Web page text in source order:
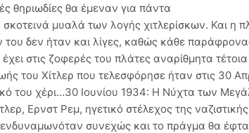
θηριωδίες θα έμεναν για πάντα
τον Χίτλερ να κουτσουρέψει τον λόγο του για να προλάβει το τελευταίο τρένο. Κι έτσι κατέβηκε από το πόντιουμ στις 9:07! Ναι, 13 μόλις λεπτά πριν σκάσει η βόμβα του Elser. Η έκρηξη ήταν μάλιστα γιγαντιαία και άφησε πολλούς νεκρούς και τραυματίες στο φονικό της πέρασμα. Αν ο Χίτλερ μιλούσε ακόμα, δεν θα τη γλίτωνε στα σίγουρα… 13 Μαρτίου 1943: Η βόμβα στο αεροπλάνοΑρχικά, ο Henning von Tresckow ήταν σκληροπυρηνικός ναζιστής, με όσα έγιναν όμως κατά τη Νύχτα των Μεγάλων Μαχαιριών και τον Χίτλερ να βάζει πια στο στόχαστρο γερμανούς πολίτες, ο Tresckow άρχισε να ψάχνει τρόπους για να κουτσουρέψει τη σταδιοδρομία του παράφρονα. Με μια ομάδα ομοϊδεατών του, άρχισαν να σχεδιάζουν την Επιχείρηση «Σπινθήρας», που έψαχνε να σκοτώσει τον Χίτλερ και να ανακαταλάβει τις θέσεις εξουσίας του Γ’ Ράιχ. Η συνωμοσία είχε να κάνει με μια βόμβα που θα κρυβόταν μέσα σε κάσα ποτών: ο Treschow έπεισε έναν λακέ του Χίτλερ ότι είχε χάσει στοίχημα λέει και γι’ αυτό έφερε την κάσα με τα ποτά στον νικητή, τον συνταγματάρχη Helmuth Stieff. Το πακέτο αποθηκεύτηκε λοιπόν στο αεροπλάνο, και με τον Χίτλερ στην πτήση το σκάφος έφυγε για Βερολίνο. Όλα είχαν πάει κατ’ ευχή, μόνο που η βόμβα πρόδωσε τους πραξικοπηματίες και δεν έσκασε ποτέ. Το αεροπλάνο προσγειώθηκε κανονικότατα στο Βερολίνο και το πραξικόπημα αναβλήθηκε…21 Μαρτίου 1943: Η βόμβα στο μουσείο Μην έχοντας αποθαρρυνθεί καθόλου από την ηχηρή αποτυχία του, ο Henning von Tresckow θα προσπαθούσε ξανά: αυτή τη φορά, προσέλαβε τον Rudolf Christoph Freiherr von Gersdorff, ο οποίος προθυμοποιήθηκε να λειτουργήσει ως καμικάζι αυτοκτονίας, τέτοια μανία τον είχε τον Χίτλερ. Κι έτσι τη συγκεκριμένη μέρα, καθώς ο Χίτλερ ήταν προγραμματισμένο να παρευρεθεί σε έκθεση κατασχεμένων σοβιετικών όπλων στο μουσείο πολεμικής ιστορίας, ο Gersdorff, ειδικός στα όπλα, προθυμοποιήθηκε να του κάνει την ξενάγηση. Όταν λοιπόν κατέφτασε ο παράφρων, ο Gersdorff ενεργοποίησε δύο βόμβες και τις προσάρμοσε στην τσέπη του: ήταν προγραμματισμένες να σκάσουν 10 μόλις λεπτά αργότερα. Για άγνωστο λόγο, κατά τη διάρκεια της ξενάγησης ο Χίτλερ ενημερώθηκε για κάτι απρόοπτο και εγκατέλειψε άρον-άρον το μουσείο, με τον Gersdorff να αποσύρεται παρακεί και να απενεργοποιεί τις βόμβες την τελευταία κυριολεκτικά στιγμή… 1929: Η βόμβα στο SportpalastΉταν το 1929 όταν δυσαρεστημένο στέλεχος των SS αποφάσισε να βγάλει τον Χίτλερ από τη μέση κατά τη διάρκεια ομιλίας του δικτάτορα στη μεγαλύτερη αίθουσα του Βερολίνου, το Sportpalast. Η βόμβα θα έσκαγε κλασικά κατά την ώρα του μακροσκελή χιτλερικού λόγου, που έδινε στον φρουρό των SS όλα τα χρονικά περιθώρια να προγραμματίσει το πράγμα στην εντέλεια. Κάποια στιγμή λοιπόν σηκώθηκε και κλείστηκε στις τουαλέτες, για να ετοιμάσει τη συσκευή του θανάτου, όταν και επενέβη το φριχτό πεπρωμένο: ο φρουρός κλείστηκε μέσα στις τουαλέτες, καθώς η πόρτα είχε φρακάρει. Και για όλο το υπόλοιπο της ομιλίας, ο SS που θα μπορούσε να αλλάξει το πρόσωπο της παγκόσμιας Ιστορίας έμεινε κλειδαμπαρωμένος στο μπάνιο…1921: Όταν ο Χίτλερ κατασκόπευε τους ομοϊδεάτες του Μετά τον Α’ Παγκόσμιο Πόλεμο, ο Χίτλερ βρέθηκε να υπηρετεί ως μυστικός πράκτορας (Verbindungsmann) σε μια αναγνωριστική ομάδα του γερμανικού στρατού (Aufklarungskommando). Στο πλαίσιο αυτό, του ανατέθηκε αποστολή να παρακολουθεί τις διάφορες ομάδες που απειλούσαν τη σταθερότητα του κράτους. Και σε άλλη μια τραγική ειρωνεία της Ιστορίας, το πόστο που επιλέχθηκε ήταν να παρεισφρήσει στον ακραίο εθνικιστικό σχηματισμό DAP, τον πρόδρομο του ναζιστικού κόμματος. Κι όμως, ο ιδρυτής του, Αντόν Ντρέξλερ, κατάφερε να κερδίσει τον Χίτλερ και να τον μεταστρέψει στους σκοπούς του. Η αντισημιτική και αντικομουνιστική προπαγάνδα έπεισε τον κατοπινό Φύρερ, ο οποίος όχι μόνο άρχισε να δουλεύει για λογαριασμό του DAP, αλλά στο τέλος θα γινόταν και ο ηγέτης του. Αν λοιπόν οι κρατικές μυστικές υπηρεσίες είχαν αναθέσει άλλη αποστολή στον Χίτλερ, να παρεισφρήσει δηλαδή σε άλλον εθνικιστικό σχηματισμό, η εξέλιξη του πράγματος θα ήταν σίγουρα διαφορετική. Θα παρέμενε μέλος του στρατού και τίποτα απ’ όσα επακολουθήσαν δεν θα είχε συμβεί… 20 Ιουλίου 1944: Η Επιχείρηση «Βαλκυρία»Το περίφημο πραξικόπημα που οργανώθηκε κατά του χιτλερικού καθεστώτος παραμένει ένα από τα αξιομνημόνευτα περιστατικά του Γ’ Ράιχ. Παρά το γεγονός ότι δεν στέφθηκε από επιτυχία, η φιλόδοξη αποστολή που θα δολοφονούσε τον Χίτλερ είναι από τις πλέον περίφημες μυστικές στρατιωτικές επιχειρήσεις στα πολεμικά χρονικά! Η απόπειρα έγινε από τον αξιωματικό της Βέρμαχτ, συνταγματάρχη Claus von Stauffenberg, και άλλους αντιναζιστές Γερμανούς στις 20 Ιουλίου 1944. Η συνωμοσία περιλάμβανε βομβιστική επίθεση κατά του ναζιστή δικτάτορα και ο Claus ήταν ιδανικός γιατί είχε πρόσβαση κοντά του, η επιχείρηση θα ακυρωνόταν ωστόσο δύο φορές, καθώς οι συνωμότες ήθελαν να «φάνε» όσο περισσότερους υψηλόβαθμους γερμανούς αξιωματούχους μπορούσαν. Την επίμαχη μέρα, ο συνταγματάρχης